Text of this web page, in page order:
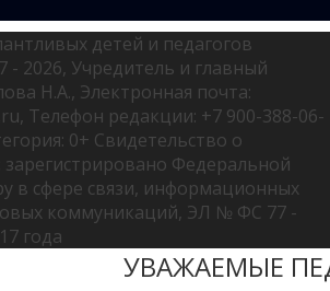
детей и педагогов
2026, Учредитель и главный
Н.А., Электронная почта:
Телефон редакции: +7 900-388-06-
0+ Свидетельство о
Федеральной
в сфере связи, информационных
коммуникаций, ЭЛ № ФС 77 -
года
УВАЖАЕМЫЕ